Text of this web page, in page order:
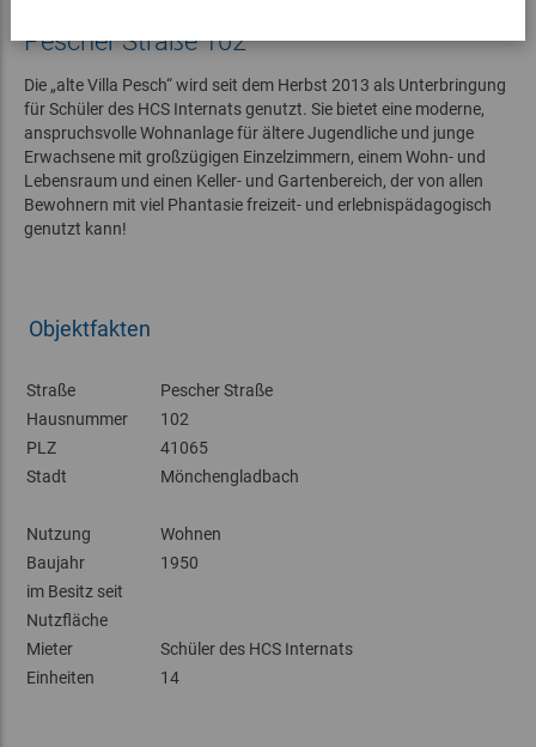
Pescher Straße 102
Die „alte Villa Pesch“ wird seit dem Herbst 2013 als Unterbringung
für Schüler des HCS Internats genutzt. Sie bietet eine moderne,
anspruchsvolle Wohnanlage für ältere Jugendliche und junge
Erwachsene mit großzügigen Einzelzimmern, einem Wohn- und
Lebensraum und einen Keller- und Gartenbereich, der von allen
Bewohnern mit viel Phantasie freizeit- und erlebnispädagogisch
genutzt kann!
Objektfakten
Straße
Pescher Straße
Hausnummer
102
PLZ
41065
Stadt
Mönchengladbach
Nutzung
Wohnen
Baujahr
1950
im Besitz seit
Nutzfläche
Mieter
Schüler des HCS Internats
Einheiten
14